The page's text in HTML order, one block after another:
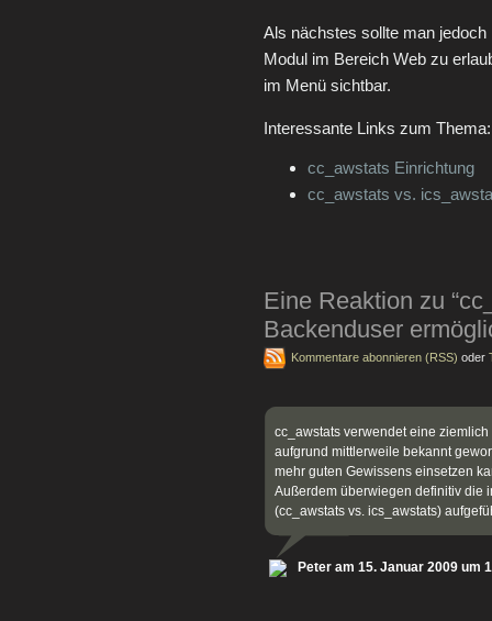
Als nächstes sollte man
Modul im Bereich Web zu
im Menü sichtbar.
Interessante Links zum Thema:
cc_awstats Einrichtung
cc_awstats vs.
Eine Reaktion zu
Backenduser
Kommentare abonnieren (RSS) oder
cc_awstats verwendet eine
aufgrund mittlerweile bekannt
mehr guten Gewissens einsetzen
Außerdem überwiegen definitiv die
(cc_awstats vs. ics_awstats)
Peter am 15. Januar 2009 um